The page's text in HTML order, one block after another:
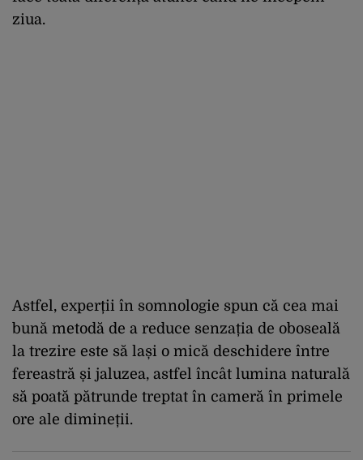
ziua.
Astfel, experții în somnologie spun că cea mai
bună metodă de a reduce senzația de oboseală
la trezire este să lași o mică deschidere între
fereastră și jaluzea, astfel încât lumina naturală
să poată pătrunde treptat în cameră în primele
ore ale dimineții.